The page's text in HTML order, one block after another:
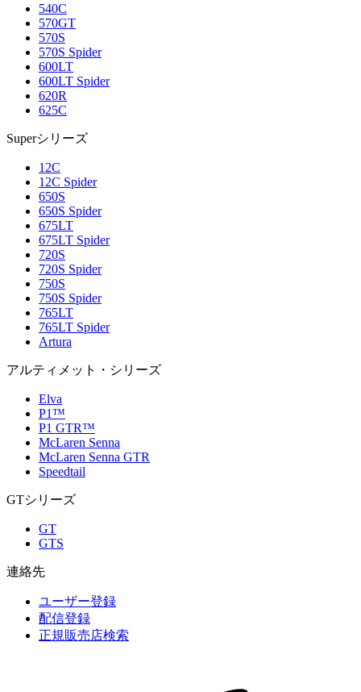
540C
570GT
570S
570S Spider
600LT
600LT Spider
620R
625C
Superシリーズ
12C
12C Spider
650S
650S Spider
675LT
675LT Spider
720S
720S Spider
750S
750S Spider
765LT
765LT Spider
Artura
アルティメット・シリーズ
Elva
P1™
P1 GTR™
McLaren Senna
McLaren Senna GTR
Speedtail
GTシリーズ
GT
GTS
連絡先
ユーザー登録
配信登録
正規販売店検索